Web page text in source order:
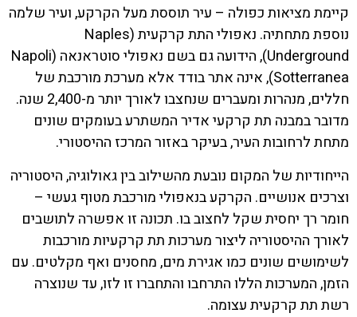
קיימת מציאות כפולה – עיר תוססת מעל הקרקע, ועיר שלמה
נוספת מתחתיה. נאפולי התת קרקעית (Naples
Underground), הידועה גם בשם נאפולי סוטראנאה (Napoli
Sotterranea), אינה אתר בודד אלא מערכת מורכבת של
חללים, מנהרות ומעברים שנחצבו לאורך יותר מ-2,400 שנה.
מדובר במבנה תת קרקעי אדיר המשתרע בעומקים שונים
מתחת לרחובות העיר, בעיקר באזור המרכז ההיסטורי.
הייחודיות של המקום נובעת מהשילוב בין גאולוגיה, היסטוריה
וצרכים אנושיים. הקרקע בנאפולי מורכבת מטוף געשי –
חומר רך יחסית שקל לחצוב בו. תכונה זו אפשרה לתושבים
לאורך ההיסטוריה ליצור מערכות תת קרקעיות מורכבות
לשימושים שונים כמו אגירת מים, מחסנים ואף מקלטים. עם
הזמן, המערכות הללו התרחבו והתחברו זו לזו, עד שנוצרה
רשת תת קרקעית עצומה.